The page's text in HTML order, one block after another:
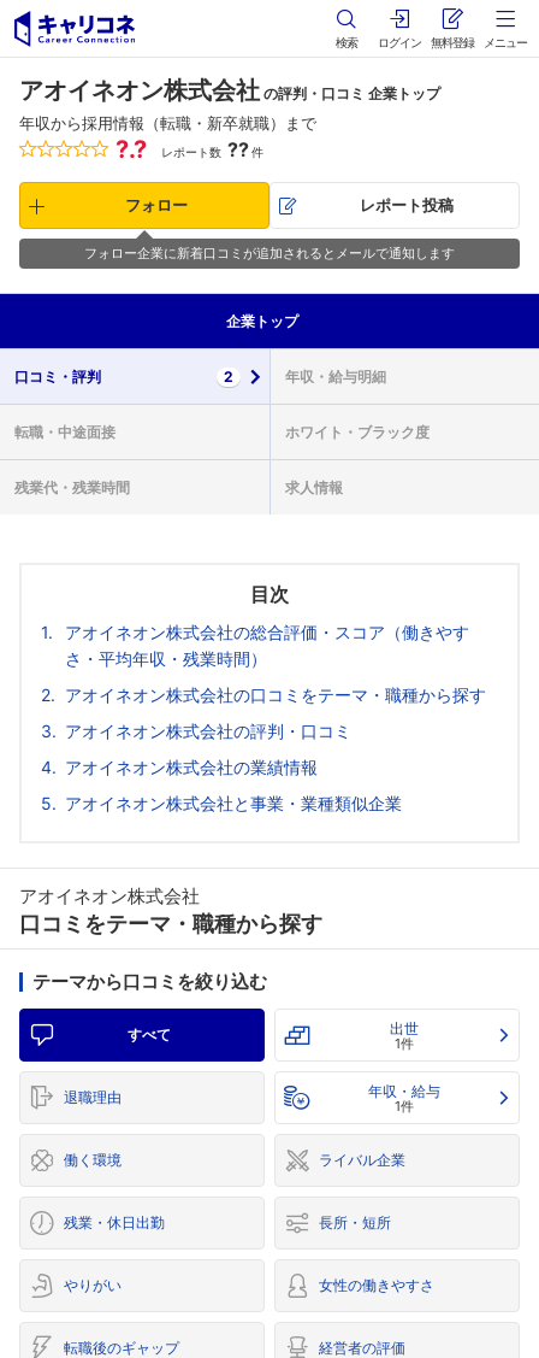
検索 ログイン 無料登録 メニュー
アオイネオン株式会社 の評判・口コミ 企業トップ
年収から採用情報（転職・新卒就職）まで
?.? レポート数 ??件
フォロー レポート投稿
フォロー企業に新着口コミが追加されるとメールで通知します
企業 トップ
口コミ・ 評判 2 年収・ 給与明細
転職・ 中途面接 ホワイト・ ブラック度
残業代・ 残業時間 求人情報
目次
アオイネオン株式会社の総合評価・スコア（働きやす
さ・平均年収・残業時間）
アオイネオン株式会社の口コミをテーマ・職種から探す
アオイネオン株式会社の評判・口コミ
アオイネオン株式会社の業績情報
アオイネオン株式会社と事業・業種類似企業
アオイネオン株式会社
口コミをテーマ・職種から探す
テーマから口コミを絞り込む
すべて 出世
1件
退職理由 年収・給与
1件
働く環境 ライバル企業
残業・休日出勤 長所・短所
やりがい 女性の働きやすさ
転職後のギャップ 経営者の評価